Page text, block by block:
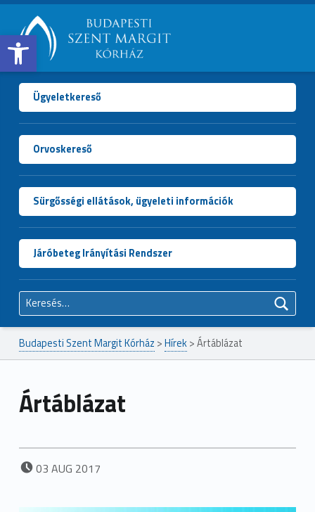
Open toolbar
BUDAPESTI
SZENT
MARGIT
KÓRHÁZ
Ügyeletkereső
Orvoskereső
Sürgősségi ellátások, ügyeleti információk
Járóbeteg Irányítási Rendszer
Keresés:
Budapesti Szent Margit Kórház >Hírek>Ártáblázat
Ártáblázat
POSTED ON:
03 AUG 2017